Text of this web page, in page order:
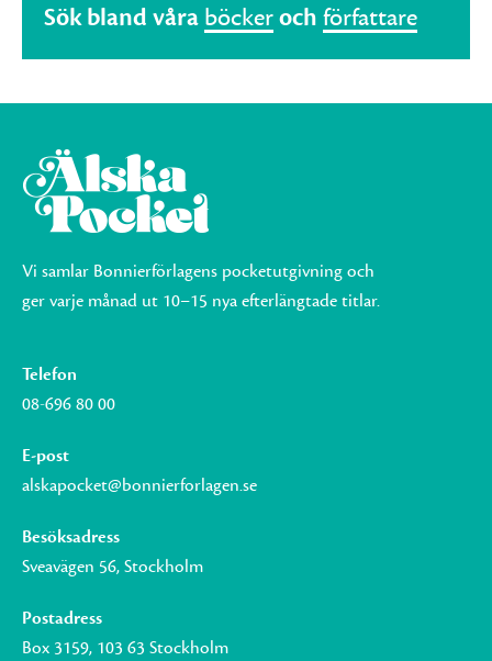
Sök bland våra böckeroch författare
Vi samlar Bonnierförlagens pocketutgivning och
ger varje månad ut 10–15 nya efterlängtade titlar.
Telefon
08-696 80 00
E-post
alskapocket@bonnierforlagen.se
Besöksadress
Sveavägen 56, Stockholm
Postadress
Box 3159, 103 63 Stockholm